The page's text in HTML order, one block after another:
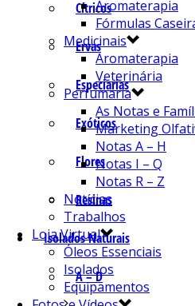
Cítricos
Ervas
Especiarias
Exóticos
Flores
Resinas
Isolados Naturais
A – D
Aromaterapia
Fórmulas
Medicinais
Aromaterapia
Veterinária
Perfumaria
As Notas e
Marketing
Notas A – H
Notas I – Q
Notas R – Z
Notícias
Trabalhos
Loja Virtual
Óleos Essenciais
Isolados
Equipamentos